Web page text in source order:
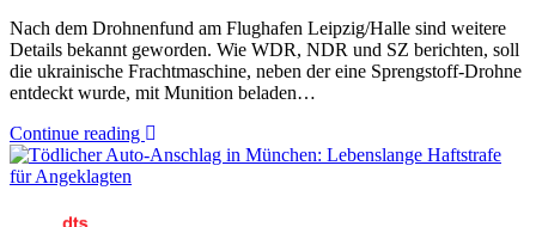
Nach dem Drohnenfund am Flughafen Leipzig/Halle sind weitere
Details bekannt geworden. Wie WDR, NDR und SZ berichten, soll
die ukrainische Frachtmaschine, neben der eine Sprengstoff-Drohne
entdeckt wurde, mit Munition beladen…
Continue reading